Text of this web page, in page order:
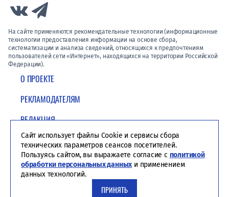
О ПРОЕКТЕ
РЕКЛАМОДАТЕЛЯМ
РЕДАКЦИЯ
ПОЛИТИКА КОНФИДЕНЦИАЛЬНОСТИ
Link to Vk
На сайте применяются рекомендательные технологии (информационные
технологии предоставления информации на основе сбора,
систематизации и анализа сведений, относящихся к предпочтениям
пользователей сети «Интернет», находящихся на территории Российской
Федерации).
Сайт использует файлы Cookie и сервисы сбора
технических параметров сеансов посетителей.
Пользуясь сайтом, вы выражаете согласие с политикой
обработки персональных данных и применением
данных технологий.
ПРИНЯТЬ